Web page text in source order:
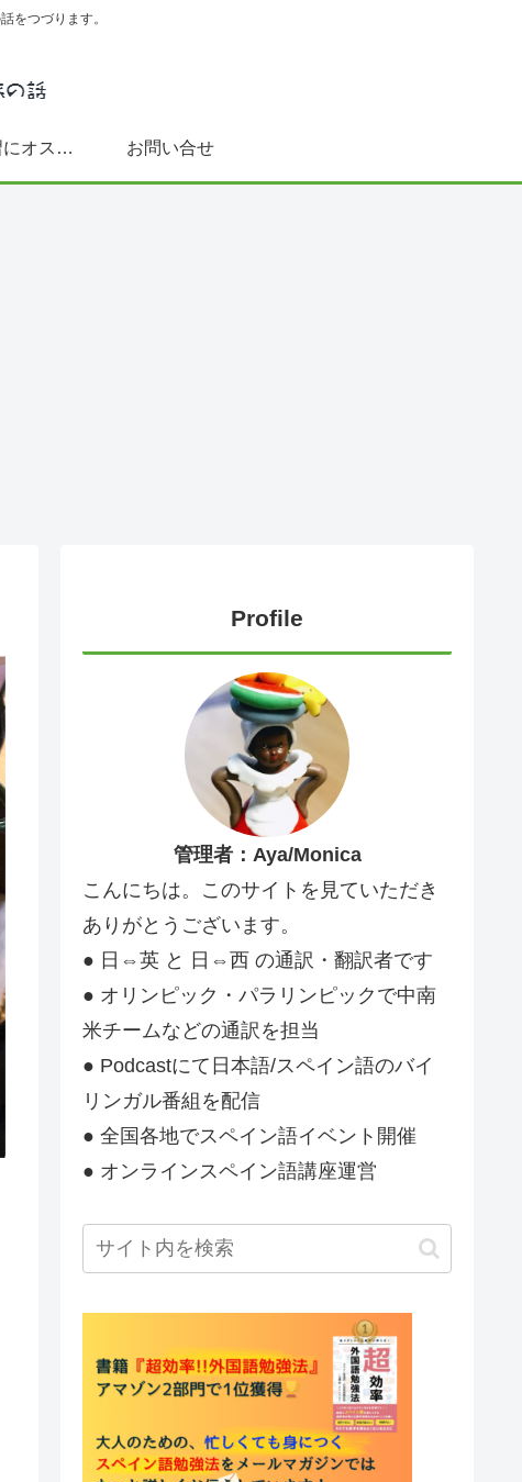
をつづります。
スペイン語学習にオススメ書籍(文法～DELE対策まで) お問い合せ
Profile
管理者：Aya/Monica
こんにちは。このサイトを見ていただき
ありがとうございます。
● 日⇔英 と 日⇔西 の通訳・翻訳者です
● オリンピック・パラリンピックで中南
米チームなどの通訳を担当
● Podcastにて日本語/スペイン語のバイ
リンガル番組を配信
● 全国各地でスペイン語イベント開催
● オンラインスペイン語講座運営